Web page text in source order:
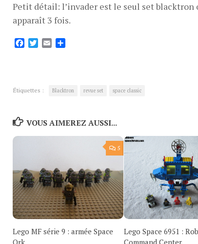
Petit détail: l’invader est le seul set blacktron
apparaît 3 fois.
FacebookTwitter
Email
Étiquettes : Blacktron revue set space classic
VOUS AIMEREZ AUSSI...
5
Lego MF série 9 : armée Space
Ork
Lego Space 6951 :
Command Center